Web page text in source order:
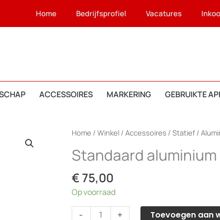
Home Bedrijfsprofiel Vacatures
ACCESSOIRES MARKERING GEBRUIKTE
Home / Winkel/ Accessoires / Statief/
Standaard
€ 75,00
Op voorraad
-
Standaard
+ Toevoegen aan